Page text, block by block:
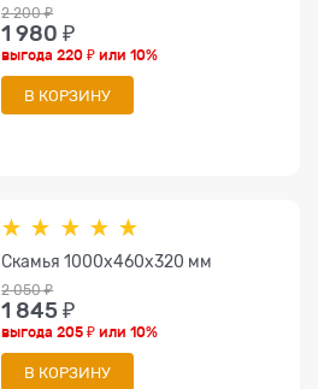
2 200 ₽
1 980 ₽
выгода220 ₽ или10%
В КОРЗИНУ
Скамья 1000х460х320 мм
2 050 ₽
1 845 ₽
выгода205 ₽ или10%
В КОРЗИНУ